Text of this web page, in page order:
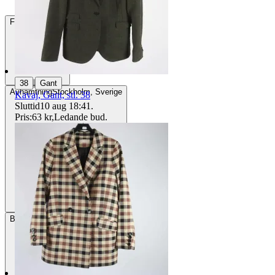
Frakt 85 kr DSV
AvhämtningStockholm, Sverige
BetalningVia Tradera
38 | Gant
Kavaj, Gant, stl. 38
Sluttid10 aug 18:41 .
Pris:63 kr,Ledande bud.